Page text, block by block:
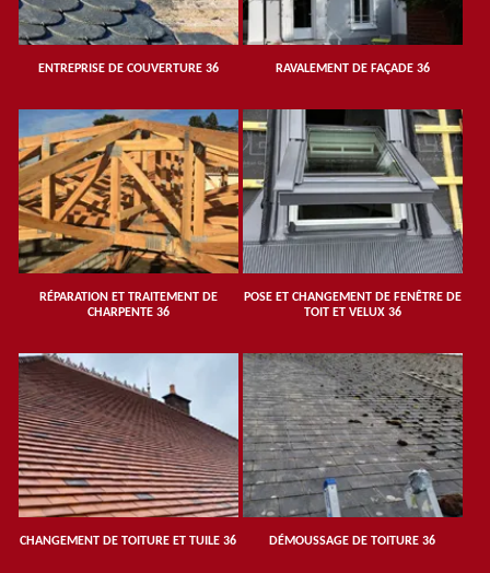
ENTREPRISE DE COUVERTURE 36 RAVALEMENT DE FAÇADE 36
RÉPARATION ET TRAITEMENT DE
CHARPENTE 36
POSE ET CHANGEMENT DE FENÊTRE DE
TOIT ET VELUX 36
CHANGEMENT DE TOITURE ET TUILE 36 DÉMOUSSAGE DE TOITURE 36